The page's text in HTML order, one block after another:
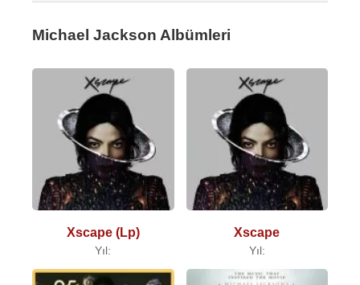
Michael Jackson Albümleri
Xscape (Lp)
Yıl:
Xscape
Yıl: